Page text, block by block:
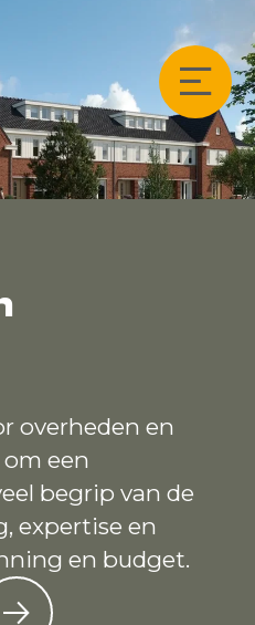
overheden en
een
begrip van de
expertise en
en budget.